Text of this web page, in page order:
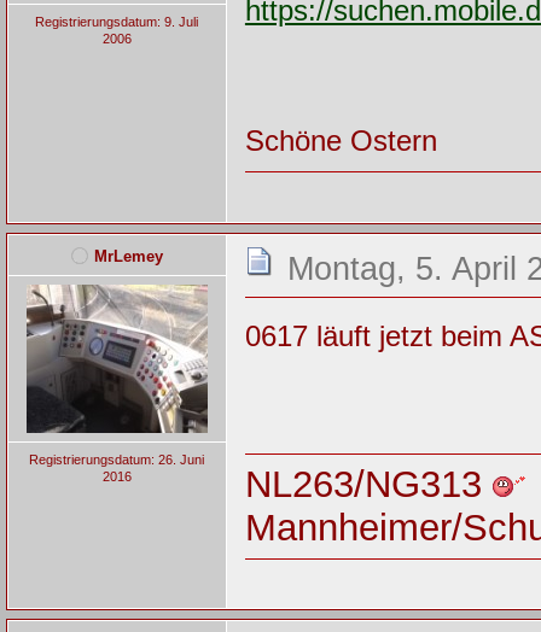
Registrierungsdatum: 9. Juli
2006
https://
Schöne Ostern
MrLemey
Registrierungsdatum: 26. Juni
2016
Montag, 5. April
0617 läuft jetzt beim
NL263/NG313
Mannheimer/